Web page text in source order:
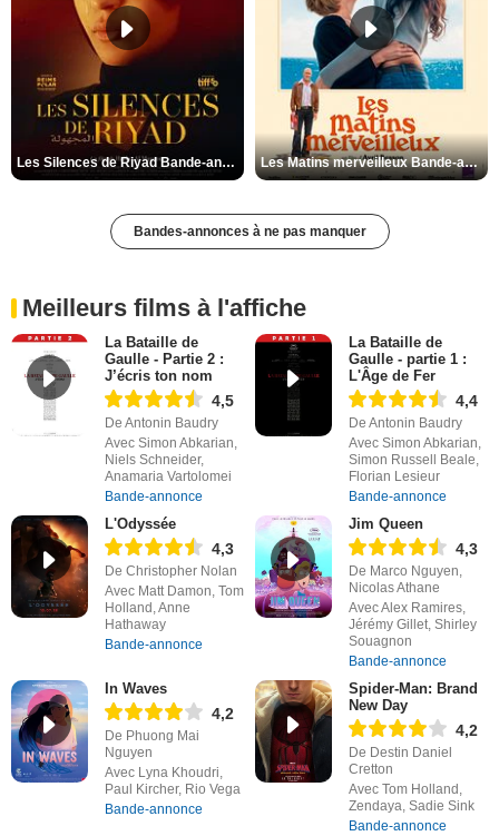
Les Silences de Riyad Bande-annonce VO STFR Les Matins merveilleux Bande-annonce VF
Bandes-annonces à ne pas manquer
Meilleurs films à l'affiche
La Bataille de
Gaulle - Partie 2 :
J’écris ton nom
4,5
De Antonin Baudry
Avec Simon Abkarian,
Niels Schneider,
Anamaria Vartolomei
Bande-annonce
La Bataille de
Gaulle - partie 1 :
L'Âge de Fer
4,4
De Antonin Baudry
Avec Simon Abkarian,
Simon Russell Beale,
Florian Lesieur
Bande-annonce
L'Odyssée
4,3
De Christopher Nolan
Avec Matt Damon, Tom
Holland, Anne
Hathaway
Bande-annonce
Jim Queen
4,3
De Marco Nguyen,
Nicolas Athane
Avec Alex Ramires,
Jérémy Gillet, Shirley
Souagnon
Bande-annonce
In Waves
4,2
De Phuong Mai
Nguyen
Avec Lyna Khoudri,
Paul Kircher, Rio Vega
Bande-annonce
Spider-Man: Brand
New Day
4,2
De Destin Daniel
Cretton
Avec Tom Holland,
Zendaya, Sadie Sink
Bande-annonce